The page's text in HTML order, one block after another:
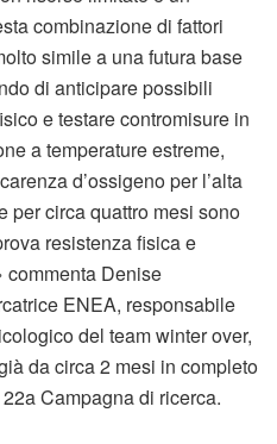
combinazione di fattori
simile a una futura base
di anticipare possibili
e testare contromisure in
a temperature estreme,
d’ossigeno per l’alta
per circa quattro mesi sono
resistenza fisica e
Denise
ENEA, responsabile
del team winter over,
da circa 2 mesi in completo
Campagna di ricerca.